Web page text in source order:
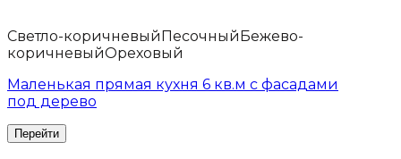
Светло-коричневыйПесочныйБежево-
коричневыйОреховый
Маленькая прямая кухня 6 кв.м с фасадами
под дерево